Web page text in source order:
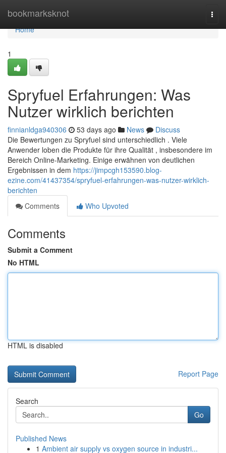
bookmarksknot
Home
Home
1
Spryfuel Erfahrungen: Was
Nutzer wirklich berichten
finnianldga940306 53 days ago News
Discuss
Die Bewertungen zu Spryfuel sind unterschiedlich . Viele
Anwender loben die Produkte für ihre Qualität , insbesondere im
Bereich Online-Marketing. Einige erwähnen von deutlichen
Ergebnissen in dem https://jimpcgh153590.blog-
ezine.com/41437354/spryfuel-erfahrungen-was-nutzer-wirklich-
berichten
Comments
Who Upvoted
Comments
Submit a Comment
No HTML
HTML is disabled
Report Page
Search
Go
Published News
1 Ambient air supply vs oxygen source in industri...